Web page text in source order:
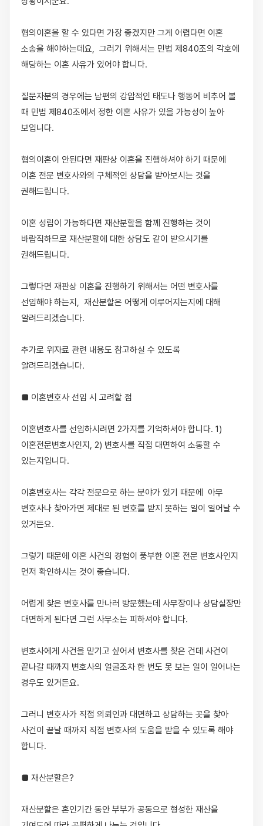
​협의이혼을 할 수 있다면 가장 좋겠지만 그게 어렵다면 이혼
소송을 해야하는데요,  그러기 위해서는 민법 제840조의 각호에
해당하는 이혼 사유가 있어야 합니다.
질문자분의 경우에는 남편의 강압적인 태도나 행동에 비추어 볼
때 민법 제840조에서 정한 이혼 사유가 있을 가능성이 높아
보입니다.
협의이혼이 안된다면 재판상 이혼을 진행하셔야 하기 때문에
이혼 전문 변호사와의 구체적인 상담을 받아보시는 것을
권해드립니다.
이혼 성립이 가능하다면 재산분할을 함께 진행하는 것이
바람직하므로 재산분할에 대한 상담도 같이 받으시기를
권해드립니다.
그렇다면 재판상 이혼을 진행하기 위해서는 어떤 변호사를
선임해야 하는지,  재산분할은 어떻게 이루어지는지에 대해
알려드리겠습니다.
추가로 위자료 관련 내용도 참고하실 수 있도록
알려드리겠습니다.
■ 이혼변호사 선임 시 고려할 점
​이혼변호사를 선임하시려면 2가지를 기억하셔야 합니다. 1)
이혼전문변호사인지, 2) 변호사를 직접 대면하여 소통할 수
있는지입니다.
​이혼변호사는 각각 전문으로 하는 분야가 있기 때문에  아무
변호사나 찾아가면 제대로 된 변호를 받지 못하는 일이 일어날 수
있거든요.
그렇기 때문에 이혼 사건의 경험이 풍부한 이혼 전문 변호사인지
먼저 확인하시는 것이 좋습니다.
어렵게 찾은 변호사를 만나러 방문했는데 사무장이나 상담실장만
대면하게 된다면 그런 사무소는 피하셔야 합니다.
변호사에게 사건을 맡기고 싶어서 변호사를 찾은 건데 사건이
끝나갈 때까지 변호사의 얼굴조차 한 번도 못 보는 일이 일어나는
경우도 있거든요.
그러니 변호사가 직접 의뢰인과 대면하고 상담하는 곳을 찾아
사건이 끝날 때까지 직접 변호사의 도움을 받을 수 있도록 해야
합니다.
■ 재산분할은?
재산분할은 혼인기간 동안 부부가 공동으로 형성한 재산을